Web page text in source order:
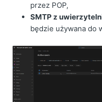
przez POP,
SMTP z
będzie używana do